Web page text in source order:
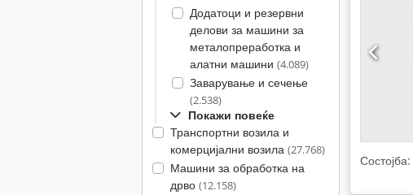
Додатоци и резервни
делови за машини за
металопреработка и
алатни машини (4.089)
Заварување и сечење
(2.538)
Покажи повеќе
Транспортни возила и
комерцијални возила (27.768)
Машини за обработка на
дрво (12.158)
Состојба: